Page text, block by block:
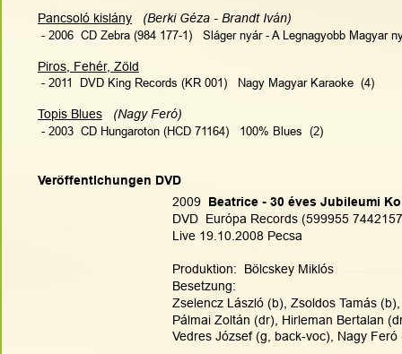
Pancsoló kislány
(Berki Géza - Brandt Iván)
- 2006  CD Zebra (984 177-1)   Sláger nyár - A Legnagyobb Magyar
Piros, Fehér, Zöld
- 2011  DVD King Records (KR 001)   Nagy Magyar Karaoke  (4)
Topis Blues
(Nagy Feró)
- 2003  CD Hungaroton (HCD 71164)   100% Blues  (2)
Veröffentlchungen DVD
2009 Beatrice - 30 éves Jubileumi
DVD  Európa Records (599955
Live 19.10.2008 Pecsa
Produktion:  Bölcskey Miklós
Besetzung:
Zselencz László (b), Zsoldos Tamás
Pálmai Zoltán (dr), Hirleman Bertalan
Vedres József (g, back-voc), Nagy Feró